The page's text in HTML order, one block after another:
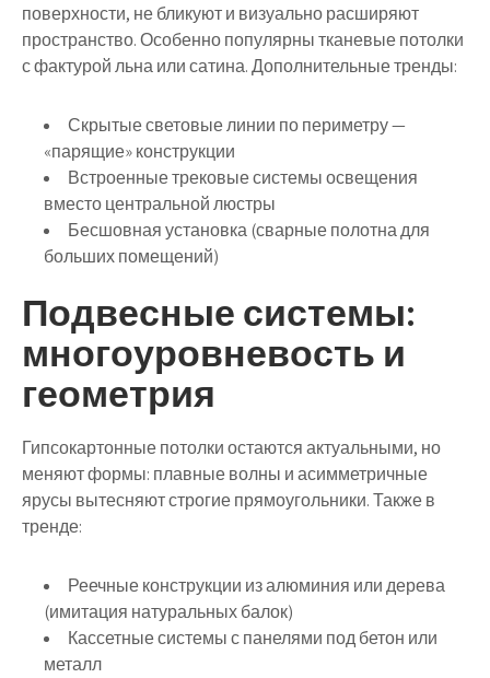
поверхности, не бликуют и визуально расширяют
пространство. Особенно популярны тканевые потолки
с фактурой льна или сатина. Дополнительные тренды:
Скрытые световые линии по периметру —
«парящие» конструкции
Встроенные трековые системы освещения
вместо центральной люстры
Бесшовная установка (сварные полотна для
больших помещений)
Подвесные системы:
многоуровневость и
геометрия
Гипсокартонные потолки остаются актуальными, но
меняют формы: плавные волны и асимметричные
ярусы вытесняют строгие прямоугольники. Также в
тренде:
Реечные конструкции из алюминия или дерева
(имитация натуральных балок)
Кассетные системы с панелями под бетон или
металл